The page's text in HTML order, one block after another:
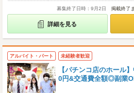
募集終了日時：9月2日 掲載終了
詳細を見る
アルバイト・パート 未経験者歓迎
【パチンコ店のホール
0円&交通費全額◎副業